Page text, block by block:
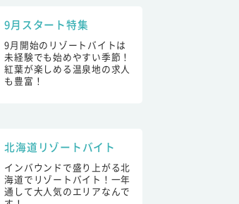
9月スタート特集
9月開始のリゾートバイトは
未経験でも始めやすい季節！
紅葉が楽しめる温泉地の求人
も豊富！
北海道リゾートバイト
インバウンドで盛り上がる北
海道でリゾートバイト！一年
通して大人気のエリアなんで